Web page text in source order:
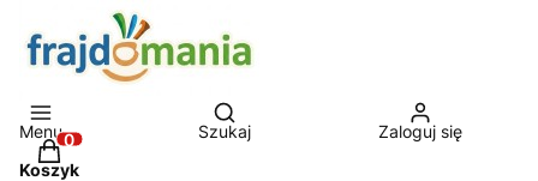
Menu
Otwórz wyszukiwarkę
Szukaj Zaloguj się
Produkty w koszyku: 0. Zobacz szczegóły
Koszyk